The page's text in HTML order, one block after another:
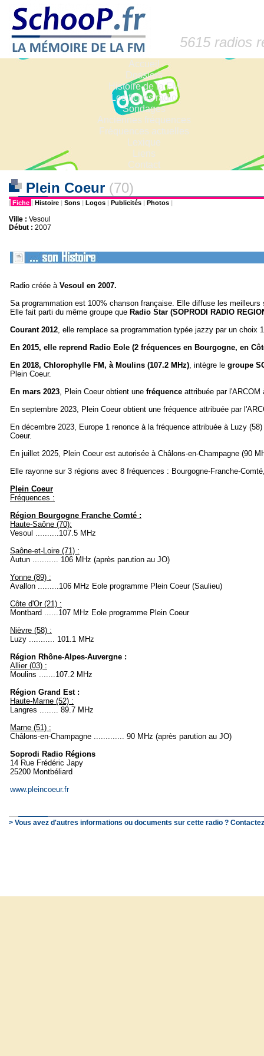
5615 radios
Accueil
Dossiers
Histoire de la FM
Les fiches radio
Sondages
Anciennes fréquences
Fréquences actuelles
Lexique
Liens
Contact
Plein Coeur (70)
| Fiche | Histoire | Sons | Logos | Publicités | Photos |
Ville : Vesoul
Début : 2007
Radio créée à Vesoul en 2007.
Sa programmation est 100% chanson française. Elle diffuse les
Elle fait parti du même groupe que Radio Star (SOPRODI RADIO
Courant 2012, elle remplace sa programmation typée jazzy par un choix
En 2015, elle reprend Radio Eole (2 fréquences en Bourgogne, en
En 2018, Chlorophylle FM, à Moulins (107.2 MHz), intègre le groupe
Plein Coeur.
En mars 2023, Plein Coeur obtient une fréquence attribuée par
En septembre 2023, Plein Coeur obtient une fréquence attribuée par
En décembre 2023, Europe 1 renonce à la fréquence attribuée à Luzy
Coeur.
En juillet 2025, Plein Coeur est autorisée à Châlons-en-Champagne (90
Elle rayonne sur 3 régions avec 8 fréquences : Bourgogne-Franche-
Plein Coeur
Fréquences :
Région Bourgogne Franche Comté :
Haute-Saône (70):
Vesoul ..........107.5 MHz
Saône-et-Loire (71) :
Autun ........... 106 MHz (après parution au JO)
Yonne (89) :
Avallon .........106 MHz Eole programme Plein Coeur (Saulieu)
Côte d'Or (21) :
Montbard ......107 MHz Eole programme Plein Coeur
Nièvre (58) :
Luzy ........... 101.1 MHz
Région Rhône-Alpes-Auvergne :
Allier (03) :
Moulins .......107.2 MHz
Région Grand Est :
Haute-Marne (52) :
Langres ........ 89.7 MHz
Marne (51) :
Châlons-en-Champagne ............. 90 MHz (après parution au JO)
Soprodi Radio Régions
14 Rue Frédéric Japy
25200 Montbéliard
www.pleincoeur.fr
> Vous avez d'autres informations ou documents sur cette radio ?